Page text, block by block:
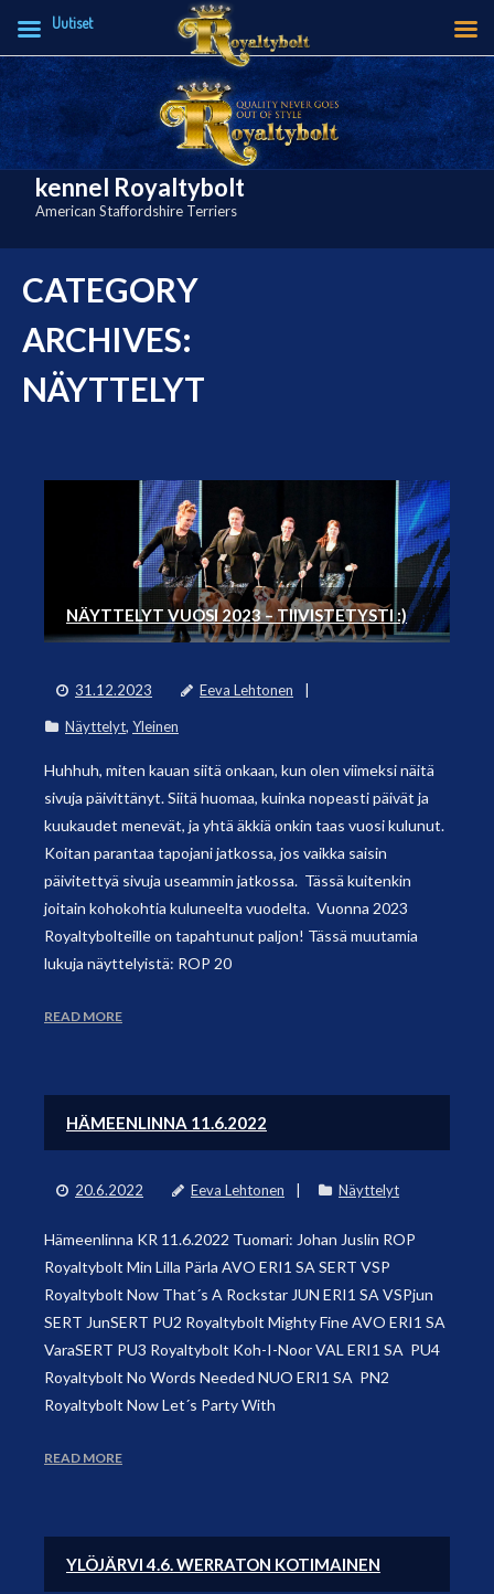
Skip
to
content
kennel Royaltybolt
American Staffordshire Terriers
CATEGORY
ARCHIVES:
NÄYTTELYT
NÄYTTELYT VUOSI 2023 – TIIVISTETYSTI :)
31.12.2023 Eeva Lehtonen
Näyttelyt, Yleinen
Huhhuh, miten kauan siitä onkaan, kun olen viimeksi näitä
sivuja päivittänyt. Siitä huomaa, kuinka nopeasti päivät ja
kuukaudet menevät, ja yhtä äkkiä onkin taas vuosi kulunut.
Koitan parantaa tapojani jatkossa, jos vaikka saisin
päivitettyä sivuja useammin jatkossa. Tässä kuitenkin
joitain kohokohtia kuluneelta vuodelta. Vuonna 2023
Royaltybolteille on tapahtunut paljon! Tässä muutamia
lukuja näyttelyistä: ROP 20
READ MORE
HÄMEENLINNA 11.6.2022
20.6.2022 Eeva Lehtonen Näyttelyt
Hämeenlinna KR 11.6.2022 Tuomari: Johan Juslin ROP
Royaltybolt Min Lilla Pärla AVO ERI1 SA SERT VSP
Royaltybolt Now That´s A Rockstar JUN ERI1 SA VSPjun
SERT JunSERT PU2 Royaltybolt Mighty Fine AVO ERI1 SA
VaraSERT PU3 Royaltybolt Koh-I-Noor VAL ERI1 SA PU4
Royaltybolt No Words Needed NUO ERI1 SA PN2
Royaltybolt Now Let´s Party With
READ MORE
YLÖJÄRVI 4.6. WERRATON KOTIMAINEN
Uutiset